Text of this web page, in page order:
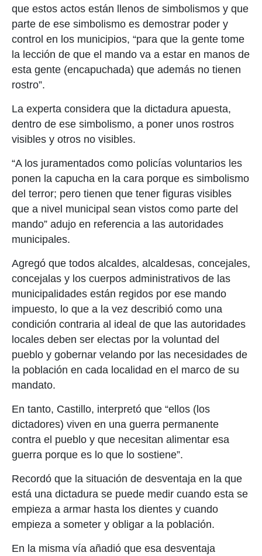
que estos actos están llenos de simbolismos y que
parte de ese simbolismo es demostrar poder y
control en los municipios, “para que la gente tome
la lección de que el mando va a estar en manos de
esta gente (encapuchada) que además no tienen
rostro”.
La experta considera que la dictadura apuesta,
dentro de ese simbolismo, a poner unos rostros
visibles y otros no visibles.
“A los juramentados como policías voluntarios les
ponen la capucha en la cara porque es simbolismo
del terror; pero tienen que tener figuras visibles
que a nivel municipal sean vistos como parte del
mando” adujo en referencia a las autoridades
municipales.
Agregó que todos alcaldes, alcaldesas, concejales,
concejalas y los cuerpos administrativos de las
municipalidades están regidos por ese mando
impuesto, lo que a la vez describió como una
condición contraria al ideal de que las autoridades
locales deben ser electas por la voluntad del
pueblo y gobernar velando por las necesidades de
la población en cada localidad en el marco de su
mandato.
En tanto, Castillo, interpretó que “ellos (los
dictadores) viven en una guerra permanente
contra el pueblo y que necesitan alimentar esa
guerra porque es lo que lo sostiene”.
Recordó que la situación de desventaja en la que
está una dictadura se puede medir cuando esta se
empieza a armar hasta los dientes y cuando
empieza a someter y obligar a la población.
En la misma vía añadió que esa desventaja